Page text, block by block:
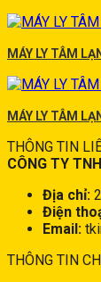
MÁY LY TÂM
MÁY LY TÂM
THÔNG TIN
CÔNG TY
Địa chỉ:
Điện
Email:
THÔNG TIN